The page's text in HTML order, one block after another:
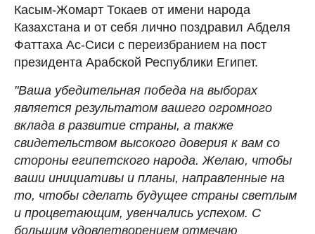
Касым-Жомарт Токаев от имени народа
Казахстана и от себя лично поздравил Абделя
Фаттаха Ас-Сиси с переизбранием на пост
президента Арабской Республики Египет.
"Ваша убедительная победа на выборах
является результатом вашего огромного
вклада в развитие страны, а также
свидетельством высокого доверия к вам со
стороны египетского народа. Желаю, чтобы
ваши инициативы и планы, направленные на
то, чтобы сделать будущее страны светлым
и процветающим, увенчались успехом. С
большим удовлетворением отмечаю